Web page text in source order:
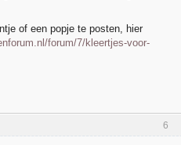
of een popje te posten, hier
forum/7/kleertjes-voor-
6